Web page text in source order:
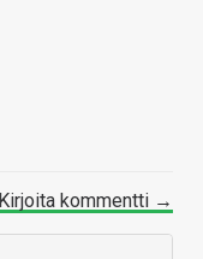
Kirjoita kommentti →